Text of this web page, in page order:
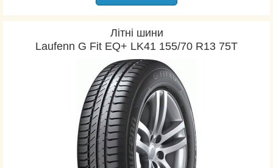
Літні шини
Laufenn G Fit EQ+ LK41 155/70 R13 75T